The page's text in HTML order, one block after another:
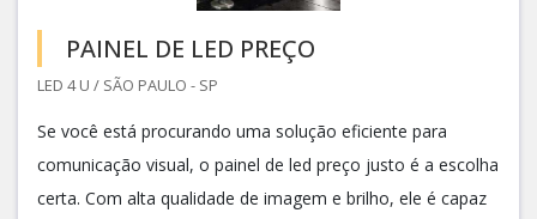
PAINEL DE LED PREÇO
LED 4 U / SÃO PAULO - SP
Se você está procurando uma solução eficiente para
comunicação visual, o painel de led preço justo é a escolha
certa. Com alta qualidade de imagem e brilho, ele é capaz